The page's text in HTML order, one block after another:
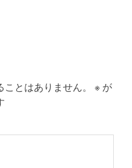
とはありません。 ※ が